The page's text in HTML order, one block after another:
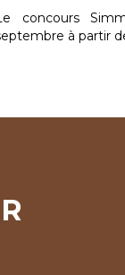
concours
à partir